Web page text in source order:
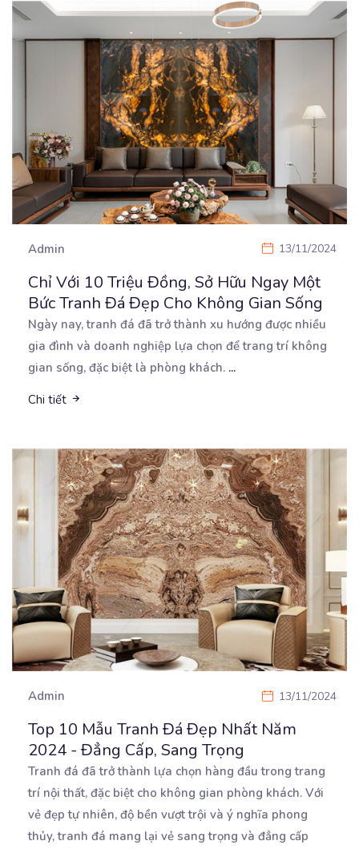
Admin 13/11/2024
Chỉ Với 10 Triệu Đồng, Sở Hữu Ngay Một
Bức Tranh Đá Đẹp Cho Không Gian Sống
Ngày nay, tranh đá đã trở thành xu hướng được nhiều
gia đình và doanh nghiệp lựa chọn để trangtrí không
gian sống, đặc biệt là phòng khách. ...
Chi tiết
Admin 13/11/2024
Top 10 Mẫu Tranh Đá Đẹp Nhất Năm
2024 - Đẳng Cấp, Sang Trọng
Tranh đá đã trở thành lựa chọn hàng đầu trong trang
trí nội thất, đặc biệt cho không gian phòng khách. Với
vẻ đẹp tự nhiên, độ bền vượt trội và ý nghĩa phong
thủy, tranh đá mang lại vẻ sang trọng và đẳng cấp